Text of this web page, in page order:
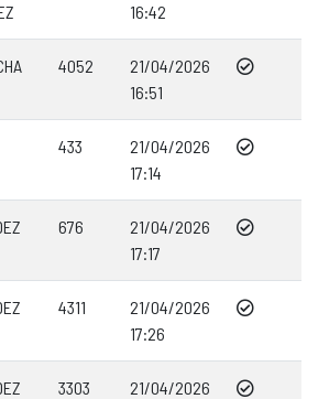
16:42
4052
21/04/2026
16:51
433
21/04/2026
17:14
676
21/04/2026
17:17
4311
21/04/2026
17:26
3303
21/04/2026